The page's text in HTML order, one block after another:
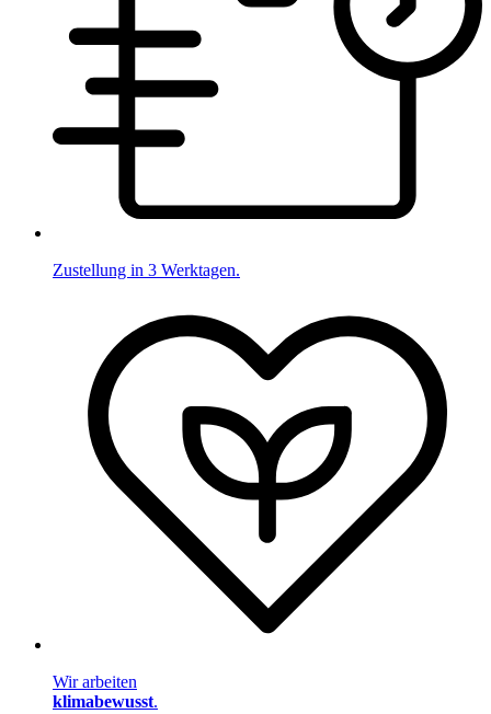
Zustellung in 3 Werktagen.
Wir arbeiten
klimabewusst.